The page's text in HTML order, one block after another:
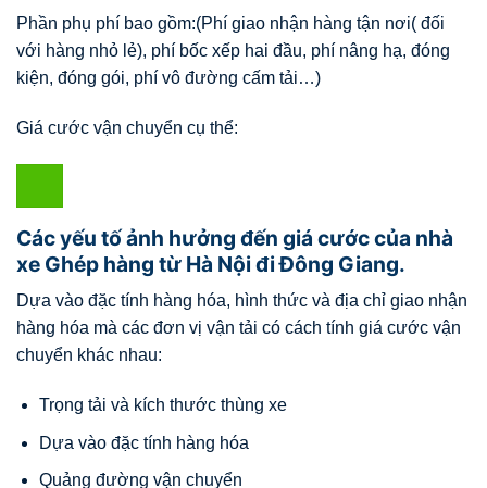
Phần phụ phí bao gồm:(Phí giao nhận hàng tận nơi( đối
với hàng nhỏ lẻ), phí bốc xếp hai đầu, phí nâng hạ, đóng
kiện, đóng gói, phí vô đường cấm tải…)
Giá cước vận chuyển cụ thể:
Các yếu tố ảnh hưởng đến giá cước của nhà
xe Ghép hàng từ Hà Nội đi Đông Giang.
Dựa vào đặc tính hàng hóa, hình thức và địa chỉ giao nhận
hàng hóa mà các đơn vị vận tải có cách tính giá cước vận
chuyển khác nhau:
Trọng tải và kích thước thùng xe
Dựa vào đặc tính hàng hóa
Quảng đường vận chuyển